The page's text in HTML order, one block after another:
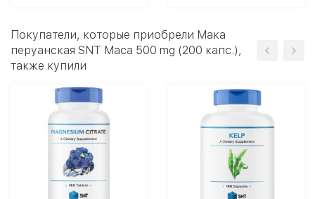
Покупатели, которые приобрели Мака
перуанская SNT Maca 500 mg (200 капс.),
также купили